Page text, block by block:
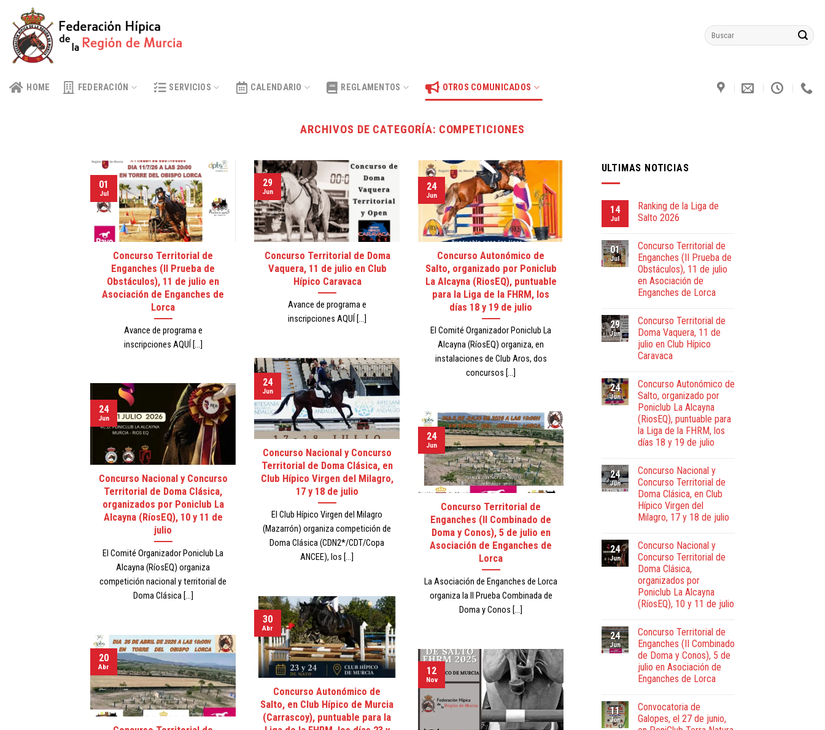
content
HOME FEDERACIÓN SERVICIOS CALENDARIO REGLAMENTOS OTROS COMUNICADOS
ARCHIVOS DE CATEGORÍA: COMPETICIONES
Concurso Territorial de
Enganches (II Prueba de
Obstáculos), 11 de julio en
Asociación de Enganches de
Lorca
Avance de programa e
inscripciones AQUÍ [...]
01
Jul
Concurso Territorial de Doma
Vaquera, 11 de julio en Club
Hípico Caravaca
Avance de programa e
inscripciones AQUÍ [...]
29
Jun
Concurso Autonómico de
Salto, organizado por Poniclub
La Alcayna (RiosEQ), puntuable
para la Liga de la FHRM, los
días 18 y 19 de julio
El Comité Organizador Poniclub La
Alcayna (RíosEQ) organiza, en
instalaciones de Club Aros, dos
concursos [...]
24
Jun
Concurso Nacional y Concurso
Territorial de Doma Clásica, en
Club Hípico Virgen del Milagro,
17 y 18 de julio
El Club Hípico Virgen del Milagro
(Mazarrón) organiza competición de
Doma Clásica (CDN2*/CDT/Copa
ANCEE), los [...]
24
Jun
Concurso Nacional y Concurso
Territorial de Doma Clásica,
organizados por Poniclub La
Alcayna (RíosEQ), 10 y 11 de
julio
El Comité Organizador Poniclub La
Alcayna (RíosEQ) organiza
competición nacional y territorial de
Doma Clásica [...]
24
Jun
Concurso Territorial de
Enganches (II Combinado de
Doma y Conos), 5 de julio en
Asociación de Enganches de
Lorca
La Asociación de Enganches de Lorca
organiza la II Prueba Combinada de
Doma y Conos [...]
24
Jun
Concurso Autonómico de
Salto, en Club Hípico de Murcia
(Carrascoy), puntuable para la
30
Abr
20
Abr 12
Nov
ULTIMAS NOTICIAS
14
Jul
Ranking de la Liga de
Salto 2026
01
Jul
Concurso Territorial de
Enganches (II Prueba de
Obstáculos), 11 de julio
en Asociación de
Enganches de Lorca
29
Jun
Concurso Territorial de
Doma Vaquera, 11 de
julio en Club Hípico
Caravaca
24
Jun
Concurso Autonómico de
Salto, organizado por
Poniclub La Alcayna
(RiosEQ), puntuable para
la Liga de la FHRM, los
días 18 y 19 de julio
24
Jun
Concurso Nacional y
Concurso Territorial de
Doma Clásica, en Club
Hípico Virgen del
Milagro, 17 y 18 de julio
24
Jun
Concurso Nacional y
Concurso Territorial de
Doma Clásica,
organizados por
Poniclub La Alcayna
(RíosEQ), 10 y 11 de julio
24
Jun
Concurso Territorial de
Enganches (II Combinado
de Doma y Conos), 5 de
julio en Asociación de
Enganches de Lorca
11
Jun
Convocatoria de
Galopes, el 27 de junio,